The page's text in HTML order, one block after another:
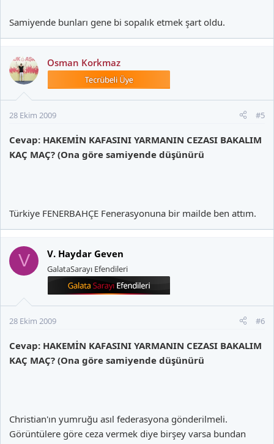
Samiyende bunları gene bi sopalık etmek şart oldu.
Osman Korkmaz
28 Ekim 2009 #5
Cevap: HAKEMİN KAFASINI YARMANIN CEZASI BAKALIM
KAÇ MAÇ? (Ona göre samiyende düşünürü
Türkiye FENERBAHÇE Fenerasyonuna bir mailde ben attım.
V V. Haydar Geven
GalataSarayı Efendileri
28 Ekim 2009 #6
Cevap: HAKEMİN KAFASINI YARMANIN CEZASI BAKALIM
KAÇ MAÇ? (Ona göre samiyende düşünürü
Christian'ın yumruğu asıl federasyona gönderilmeli.
Görüntülere göre ceza vermek diye birşey varsa bundan